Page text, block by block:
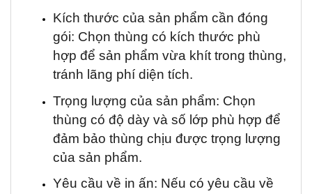
Kích thước của sản phẩm cần đóng
gói: Chọn thùng có kích thước phù
hợp để sản phẩm vừa khít trong thùng,
tránh lãng phí diện tích.
Trọng lượng của sản phẩm: Chọn
thùng có độ dày và số lớp phù hợp để
đảm bảo thùng chịu được trọng lượng
của sản phẩm.
Yêu cầu về in ấn: Nếu có yêu cầu về